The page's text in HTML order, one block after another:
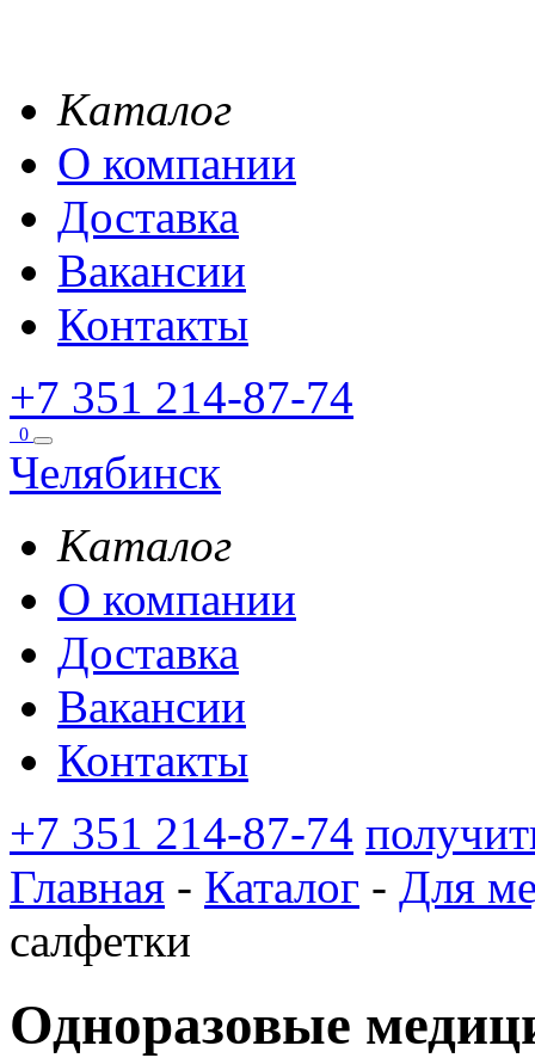
Каталог
О компании
Доставка
Вакансии
Контакты
+7 351 214-87-74
0
Челябинск
Каталог
О компании
Доставка
Вакансии
Контакты
+7 351 214-87-74
Главная - Каталог - Для
салфетки
Одноразовые